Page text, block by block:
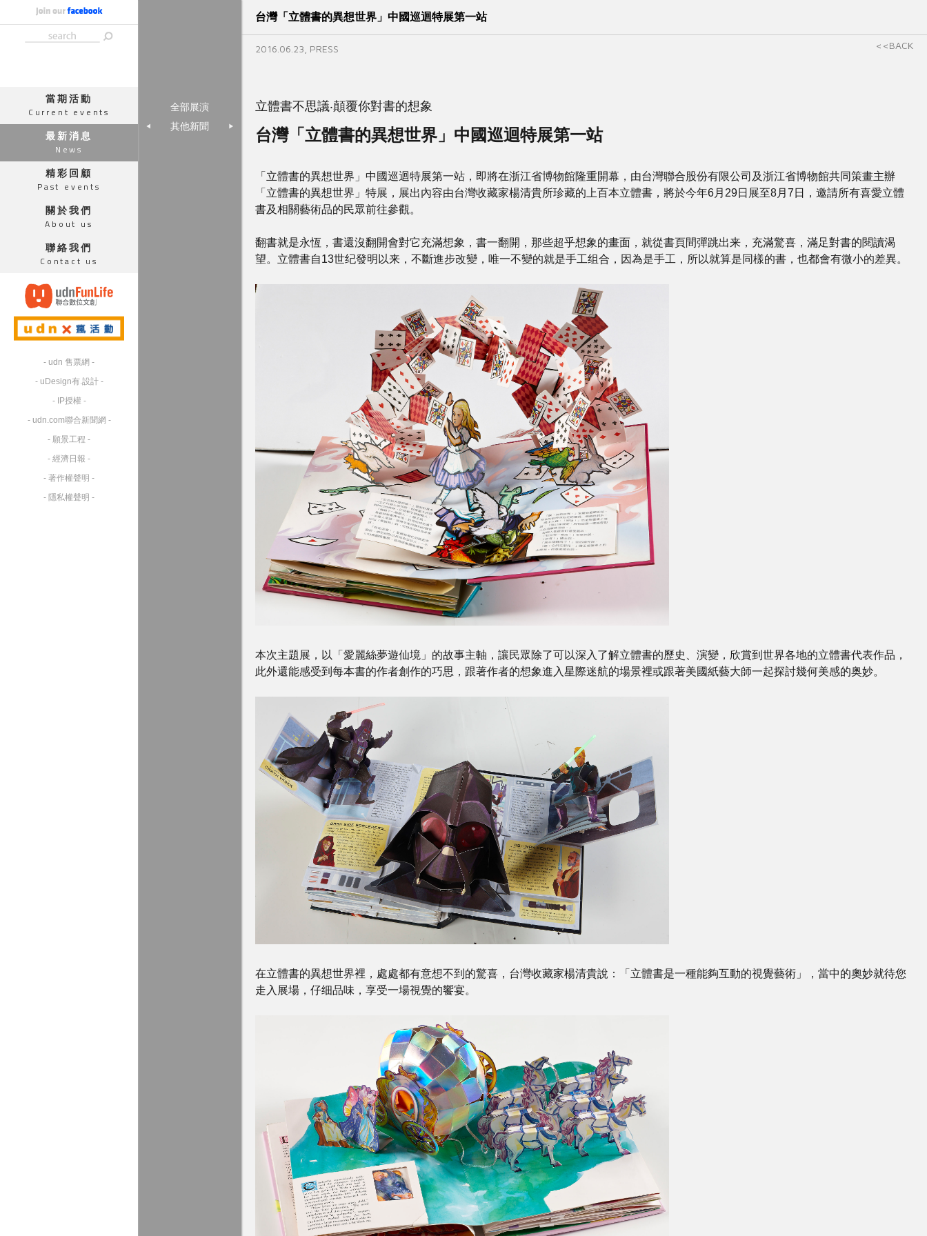
當期活動
Current events
最新消息
News
精彩回顧
Past events
關於我們
About us
聯絡我們
Contact us
- udn 售票網 -
- uDesign有.設計 -
- IP授權 -
- udn.com聯合新聞網 -
- 願景工程 -
- 經濟日報 -
- 著作權聲明 -
- 隱私權聲明 -
全部展演
其他新聞
台灣「立體書的異想世界」中國巡迴特展第一站
2016.06.23, PRESS <<BACK
立體書不思議‧顛覆你對書的想象
台灣「立體書的異想世界」中國巡迴特展第一站
「立體書的異想世界」中國巡迴特展第一站，即將在浙江省博物館隆重開幕，由台灣聯合股份有限公司及浙江省博物館共同策畫主辦
「立體書的異想世界」特展，展出內容由台灣收藏家楊清貴所珍藏的上百本立體書，將於今年6月29日展至8月7日，邀請所有喜愛立體
書及相關藝術品的民眾前往參觀。
翻書就是永恆，書還沒翻開會對它充滿想象，書一翻開，那些超乎想象的畫面，就從書頁間彈跳出来，充滿驚喜，滿足對書的閱讀渴
望。立體書自13世纪發明以来，不斷進步改變，唯一不變的就是手工组合，因為是手工，所以就算是同樣的書，也都會有微小的差異。
本次主題展，以「愛麗絲夢遊仙境」的故事主軸，讓民眾除了可以深入了解立體書的歷史、演變，欣賞到世界各地的立體書代表作品，
此外還能感受到每本書的作者創作的巧思，跟著作者的想象進入星際迷航的場景裡或跟著美國紙藝大師一起探討幾何美感的奥妙。
在立體書的異想世界裡，處處都有意想不到的驚喜，台灣收藏家楊清貴說：「立體書是一種能夠互動的視覺藝術」，當中的奧妙就待您
走入展場，仔细品味，享受一場視覺的饗宴。